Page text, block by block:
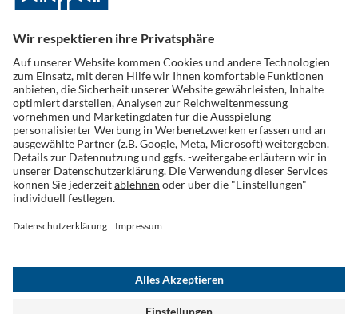
Folge uns auf Social Media
Widerruf einreichen